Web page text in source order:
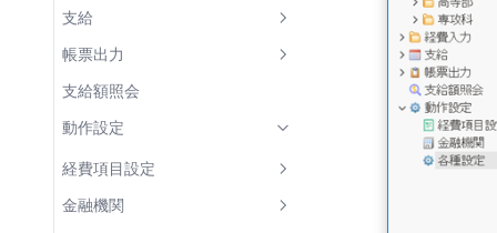
5. 支給処理
支給額の計算
帳票出力(支給関連)
6. 状況報告
7. 支給年度終了後
負担金等実績報告書
各種帳票の出力と保管
年次更新処理の準備
8. 適宜行う処理
年度途中の支弁区分変更
児童生徒の転校・転入・退学
支給額計算
世帯構成員の教材代
世帯構成員 一括更新
帳票出力
支弁区分関連 帳票
収入額・需要額調書
支給関連 帳票
導入時支援
学部
児童生徒 一覧
児童生徒 詳細
世帯タブ
世帯員タブ
状況履歴タブ
世帯構成員 詳細
状況履歴 詳細
経費明細とは
個別編集
一括入力
一括変更
一括削除
Excelインポート
支給
支給回 一覧
支給回 詳細
帳票出力
帳票 一覧
印刷プレビュー
Excelファイル
帳票パラメータ
支給額照会
動作設定
経費項目設定
経費項目設定 一覧
金融機関